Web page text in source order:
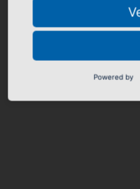
Instagram
Hospitalgesellschaft
Powered by